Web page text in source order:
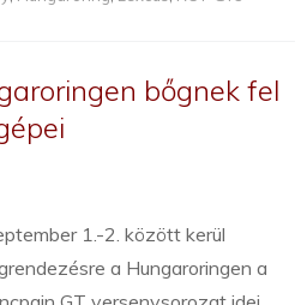
bőgnek fel
1.-2. között kerül
a Hungaroringen a